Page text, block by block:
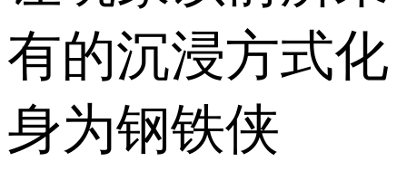
有的沉浸方式化
身为钢铁侠